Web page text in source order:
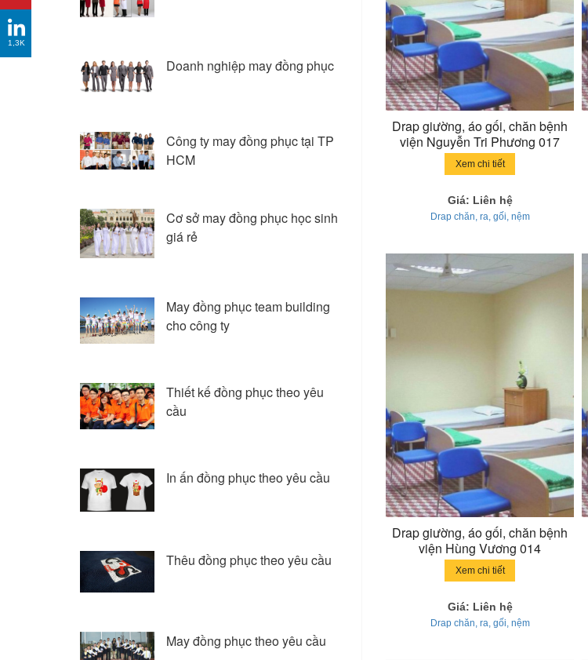
Doanh nghiệp may đồng phục
Công ty may đồng phục tại TP
HCM
Cơ sở may đồng phục học sinh
giá rẻ
May đồng phục team building
cho công ty
Thiết kế đồng phục theo yêu
cầu
In ấn đồng phục theo yêu cầu
Thêu đồng phục theo yêu cầu
May đồng phục theo yêu cầu
Drap giường, áo gối, chăn bệnh
viện Nguyễn Tri Phương 017
Xem chi tiết
Giá: Liên hệ
Drap chăn, ra, gối, nệm
Drap giường, áo gối, chăn bệnh
viện Hùng Vương 014
Xem chi tiết
Giá: Liên hệ
Drap chăn, ra, gối, nệm
1,3K